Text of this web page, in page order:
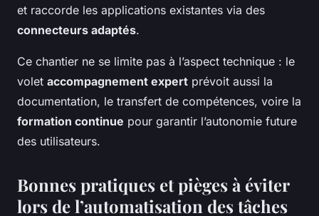
et raccorde les applications existantes via des
connecteurs adaptés.
Ce chantier ne se limite pas à l’aspect technique : le
volet accompagnement expert prévoit aussi la
documentation, le transfert de compétences, voire la
formation continue pour garantir l’autonomie future
des utilisateurs.
Bonnes pratiques et pièges à éviter
lors de l’automatisation des tâches